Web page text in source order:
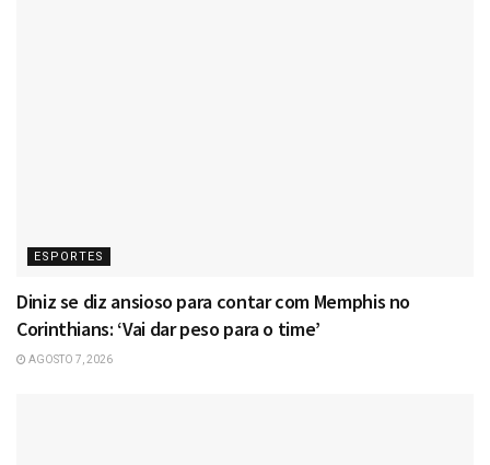
ESPORTES
Diniz se diz ansioso para contar com Memphis no
Corinthians: ‘Vai dar peso para o time’
AGOSTO 7, 2026